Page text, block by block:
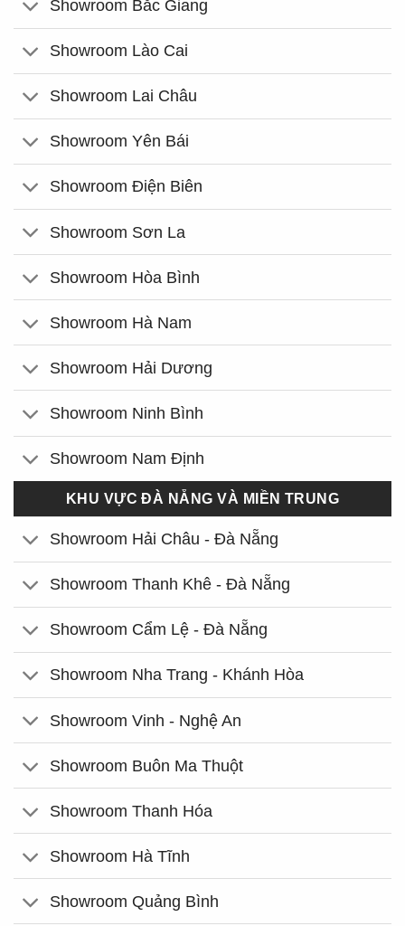
Showroom Bắc Giang
Showroom Lào Cai
Showroom Lai Châu
Showroom Yên Bái
Showroom Điện Biên
Showroom Sơn La
Showroom Hòa Bình
Showroom Hà Nam
Showroom Hải Dương
Showroom Ninh Bình
Showroom Nam Định
KHU VỰC ĐÀ NẴNG VÀ MIỀN TRUNG
Showroom Hải Châu - Đà Nẵng
Showroom Thanh Khê - Đà Nẵng
Showroom Cẩm Lệ - Đà Nẵng
Showroom Nha Trang - Khánh Hòa
Showroom Vinh - Nghệ An
Showroom Buôn Ma Thuột
Showroom Thanh Hóa
Showroom Hà Tĩnh
Showroom Quảng Bình